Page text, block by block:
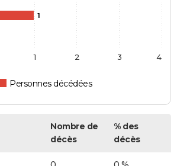
1
Personnes décédées
1 2 3 4
Nombre de
décès
% des
décès